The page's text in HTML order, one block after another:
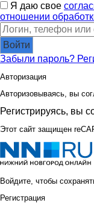
Я даю свое
отношении
Войти
Забыли пароль?
Авторизация
Авторизовываясь, вы
Регистрируясь, вы
Этот сайт защищен
Войдите, чтобы
Регистрация